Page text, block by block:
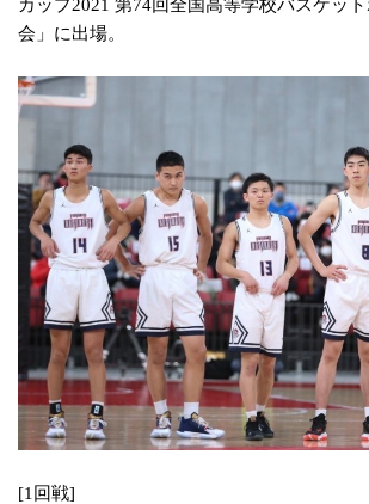
カップ2021 第74回全国高等学校バスケッ
会」に出場。
[1回戦]